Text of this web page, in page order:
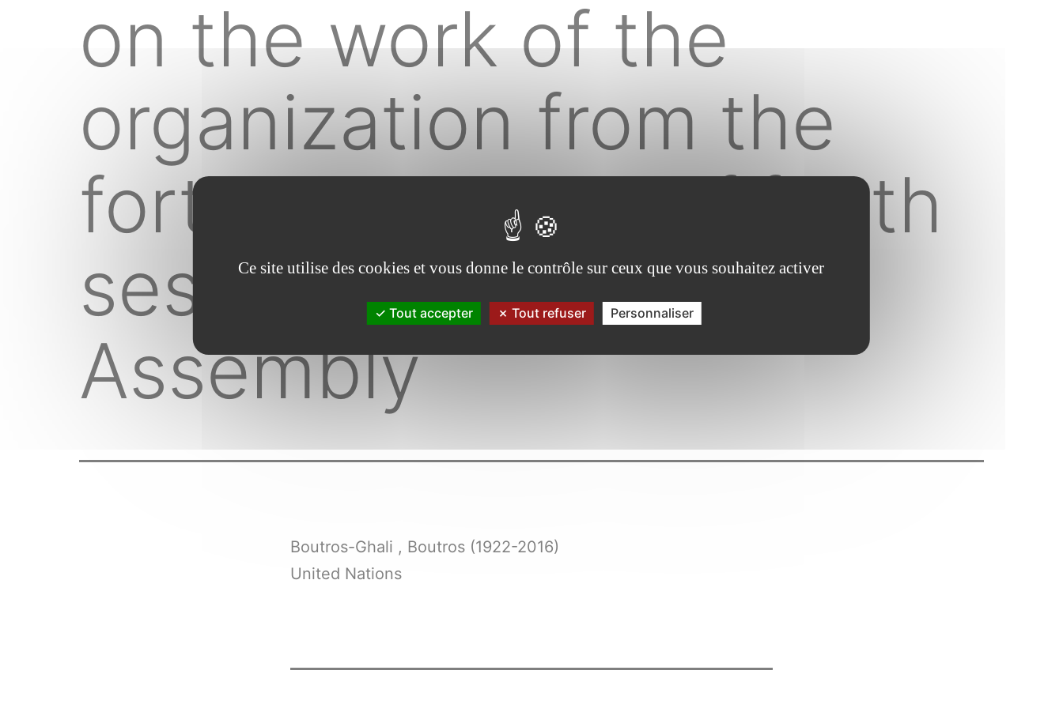
on the work of the
organization from the
forty-ninth to the fiftieth
session of the General
Assembly
Boutros-Ghali , Boutros (1922-2016)
United Nations
Ce site utilise des cookies et vous donne le contrôle sur ceux que vous souhaitez activer
Tout accepter Tout refuser Personnaliser